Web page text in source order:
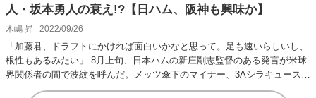
人・坂本勇人の衰え!?【日ハム、阪神も興味か】
木嶋 昇 2022/09/26
「加藤君、ドラフトにかければ面白いかなと思って。足も速いらしいし、
根性もあるみたい」 8月上旬、日本ハムの新庄剛志監督のある発言が米球
界関係者の間で波紋を呼んだ。メッツ傘下のマイナー、3Aシラキュースの
加藤豪将（27…